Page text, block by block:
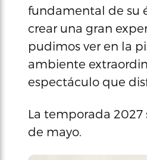
fundamental de su
crear una gran
pudimos ver en la
ambiente
espectáculo que
La temporada
de mayo.